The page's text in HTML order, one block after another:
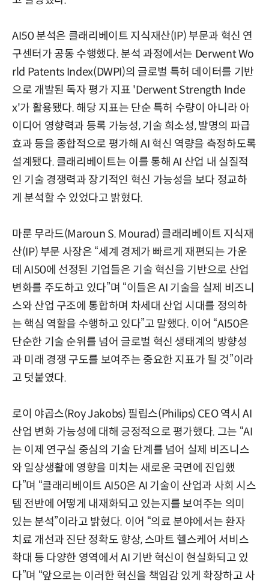
AI50 분석은 클래리베이트 지식재산(IP) 부문과 혁신 연
구센터가 공동 수행했다. 분석 과정에서는 Derwent Wo
rld Patents Index(DWPI)의 글로벌 특허 데이터를 기반
으로 개발된 독자 평가 지표 'Derwent Strength Inde
x'가 활용됐다. 해당 지표는 단순 특허 수량이 아니라 아
이디어 영향력과 등록 가능성, 기술 희소성, 발명의 파급
효과 등을 종합적으로 평가해 AI 혁신 역량을 측정하도록
설계됐다. 클래리베이트는 이를 통해 AI 산업 내 실질적
인 기술 경쟁력과 장기적인 혁신 가능성을 보다 정교하
게 분석할 수 있었다고 밝혔다.
마룬 무라드(Maroun S. Mourad) 클래리베이트 지식재
산(IP) 부문 사장은 “세계 경제가 빠르게 재편되는 가운
데 AI50에 선정된 기업들은 기술 혁신을 기반으로 산업
변화를 주도하고 있다”며 “이들은 AI 기술을 실제 비즈니
스와 산업 구조에 통합하며 차세대 산업 시대를 정의하
는 핵심 역할을 수행하고 있다”고 말했다. 이어 “AI50은
단순한 기술 순위를 넘어 글로벌 혁신 생태계의 방향성
과 미래 경쟁 구도를 보여주는 중요한 지표가 될 것”이라
고 덧붙였다.
로이 야곱스(Roy Jakobs) 필립스(Philips) CEO 역시 AI
산업 변화 가능성에 대해 긍정적으로 평가했다. 그는 “AI
는 이제 연구실 중심의 기술 단계를 넘어 실제 비즈니스
와 일상생활에 영향을 미치는 새로운 국면에 진입했
다”며 “클래리베이트 AI50은 AI 기술이 산업과 사회 시스
템 전반에 어떻게 내재화되고 있는지를 보여주는 의미
있는 분석”이라고 밝혔다. 이어 “의료 분야에서는 환자
치료 개선과 진단 정확도 향상, 스마트 헬스케어 서비스
확대 등 다양한 영역에서 AI 기반 혁신이 현실화되고 있
다”며 “앞으로는 이러한 혁신을 책임감 있게 확장하고 사